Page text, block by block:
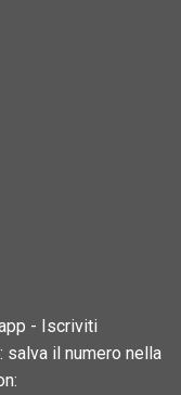
- Iscriviti
salva il numero nella